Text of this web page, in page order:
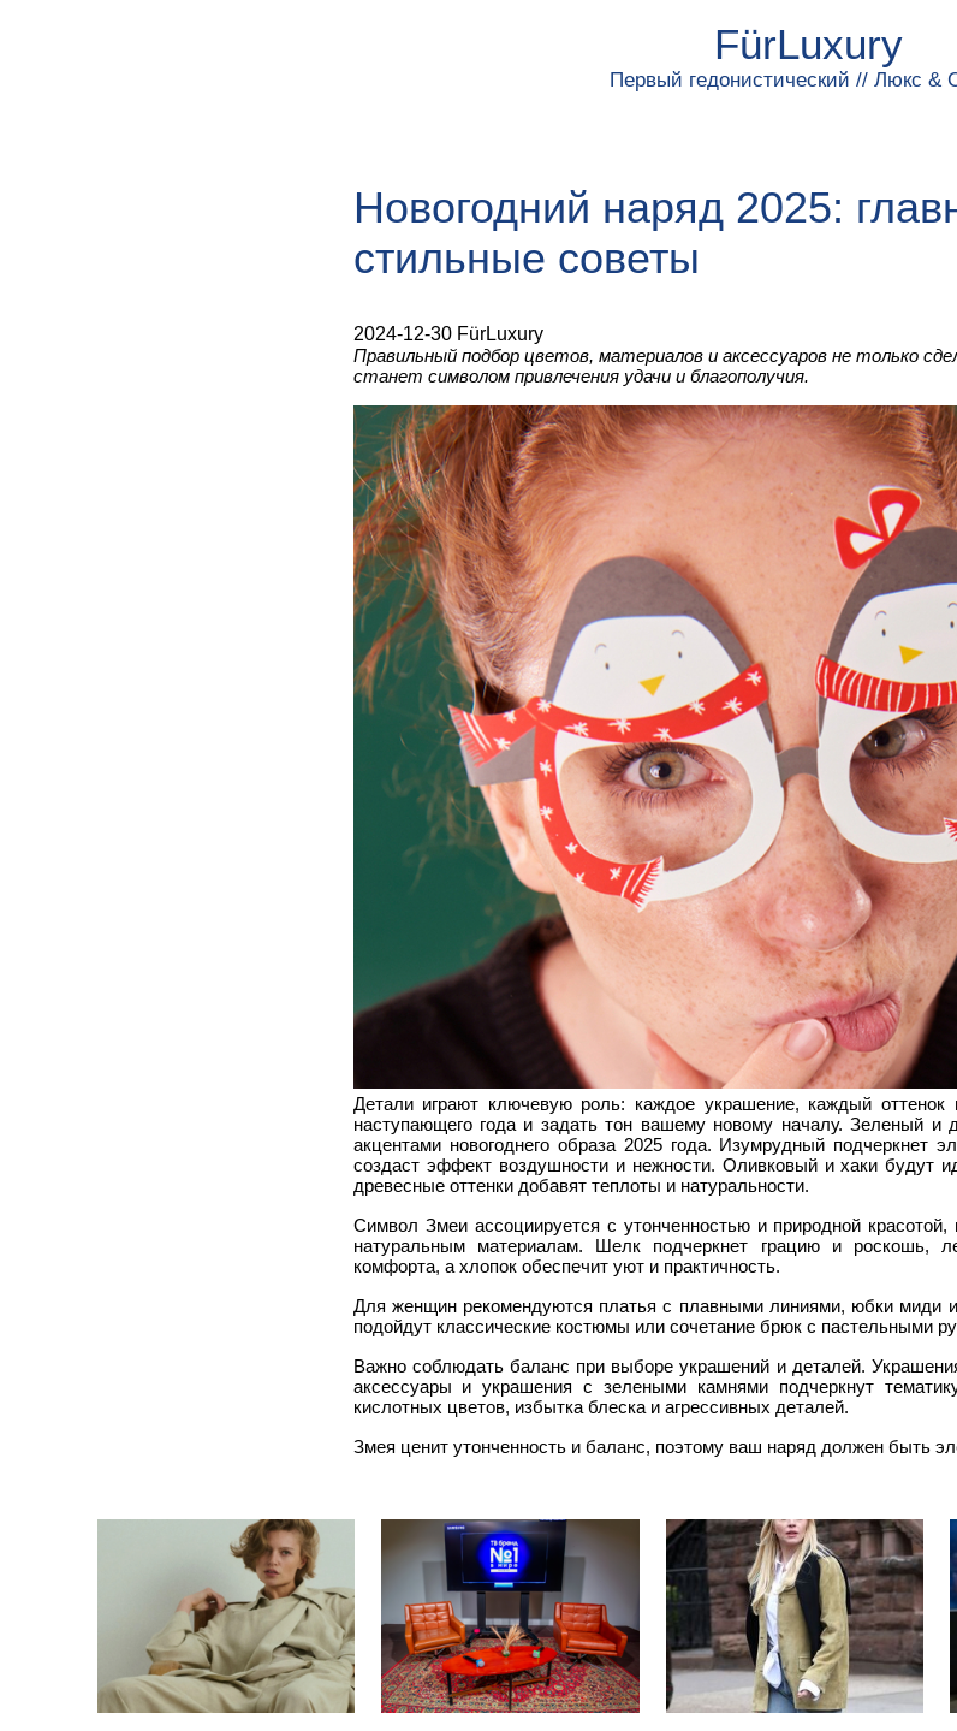
FürLuxury
Первый гедонистический // Люкс &
Новогодний наряд 2025:
стильные советы
2024-12-30 FürLuxury
Правильный подбор цветов, материалов и аксессуаров не только
станет символом привлечения удачи и благополучия.
Детали играют ключевую роль: каждое украшение, каждый оттенок
наступающего года и задать тон вашему новому началу. Зеленый и
акцентами новогоднего образа 2025 года. Изумрудный подчеркнет
создаст эффект воздушности и нежности. Оливковый и хаки будут
древесные оттенки добавят теплоты и натуральности.
Символ Змеи ассоциируется с утонченностью и природной красотой,
натуральным материалам. Шелк подчеркнет грацию и роскошь,
комфорта, а хлопок обеспечит уют и практичность.
Для женщин рекомендуются платья с плавными линиями, юбки миди
подойдут классические костюмы или сочетание брюк с пастельными
Важно соблюдать баланс при выборе украшений и деталей.
аксессуары и украшения с зелеными камнями подчеркнут
кислотных цветов, избытка блеска и агрессивных деталей.
Змея ценит утонченность и баланс, поэтому ваш наряд должен быть